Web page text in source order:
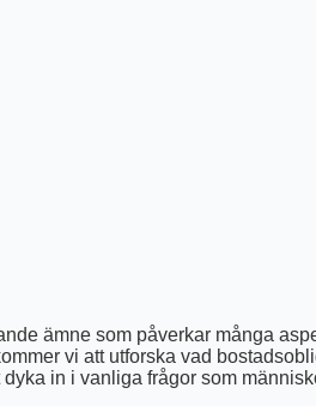
ämne som påverkar många
vi att utforska vad
in i vanliga frågor som